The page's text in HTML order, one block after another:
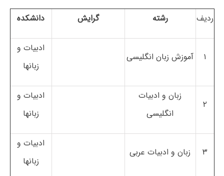
ردیف رشته گرایش دانشکده
۱ آموزش زبان انگلیسی
ادبیات و
زبانها
۲
زبان و ادبیات
انگلیسی
ادبیات و
زبانها
۳ زبان و ادبیات عربی
ادبیات و
زبانها